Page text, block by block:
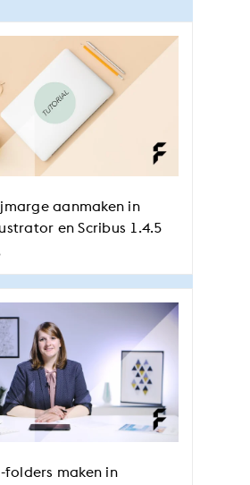
aanmaken in
en Scribus 1.4.5
folders maken in